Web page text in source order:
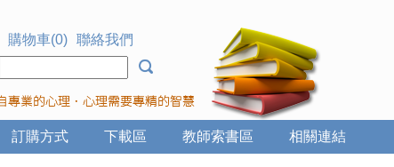
購物車(0) 聯絡我們
相關連結
教師索書區
下載區
訂購方式